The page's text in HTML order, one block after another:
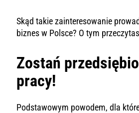
Skąd takie zainteresowanie
biznes w Polsce? O tym
Zostań
pracy!
Podstawowym powodem, dla